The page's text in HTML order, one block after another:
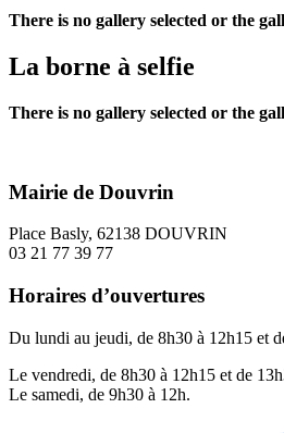
There is no gallery selected or the
La borne à selfie
There is no gallery selected or the
Mairie de Douvrin
Place Basly, 62138 DOUVRIN
03 21 77 39 77
Horaires d’ouvertures
Du lundi au jeudi, de 8h30 à 12h15 et
Le vendredi, de 8h30 à 12h15 et de
Le samedi, de 9h30 à 12h.